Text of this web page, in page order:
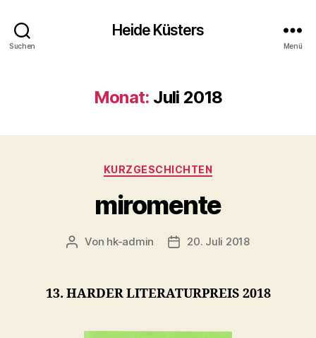
Suchen
Heide Küsters
Menü
Monat: Juli 2018
Kategorien
KURZGESCHICHTEN
miromente
Beitragsautor
Von hk-admin Veröffentlichungsdatum
20. Juli 2018
13. HARDER LITERATURPREIS 2018